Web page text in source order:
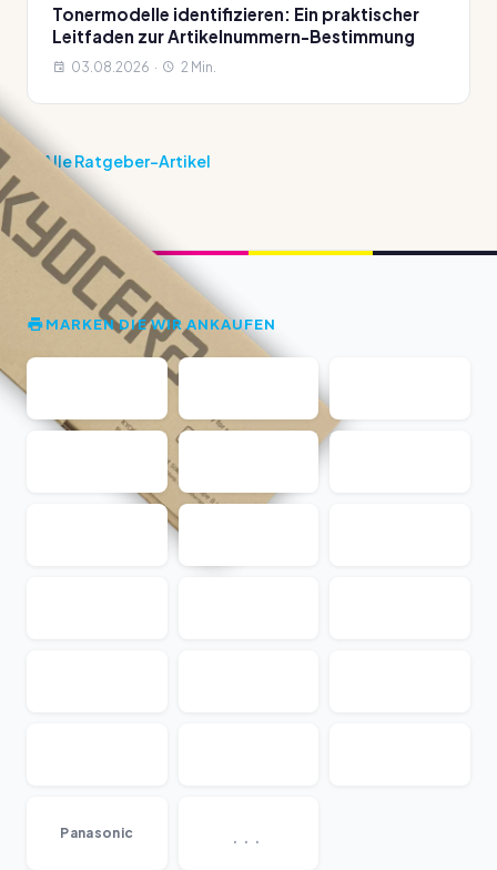
Tonermodelle identifizieren: Ein praktischer
Leitfaden zur Artikelnummern-Bestimmung
03.08.2026 · 2 Min.
Alle Ratgeber-Artikel
MARKEN DIE WIR ANKAUFEN
Panasonic ...